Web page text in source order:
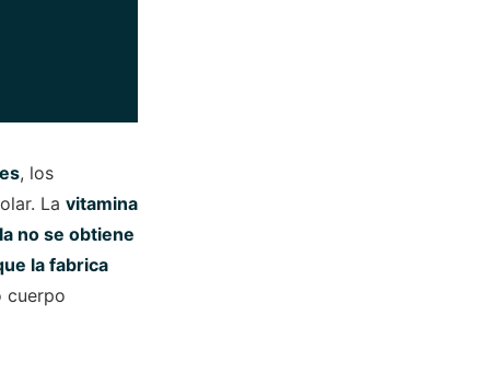
, los
La vitamina
no se obtiene
la fabrica
cuerpo